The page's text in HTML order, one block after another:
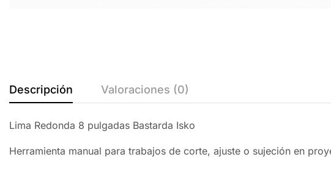
Descripción Valoraciones (0)
Lima Redonda 8 pulgadas Bastarda Isko
Herramienta manual para trabajos de corte, ajuste o sujeción en